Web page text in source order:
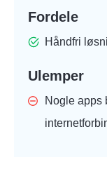
Fordele
Håndfri
Ulemper
Nogle apps